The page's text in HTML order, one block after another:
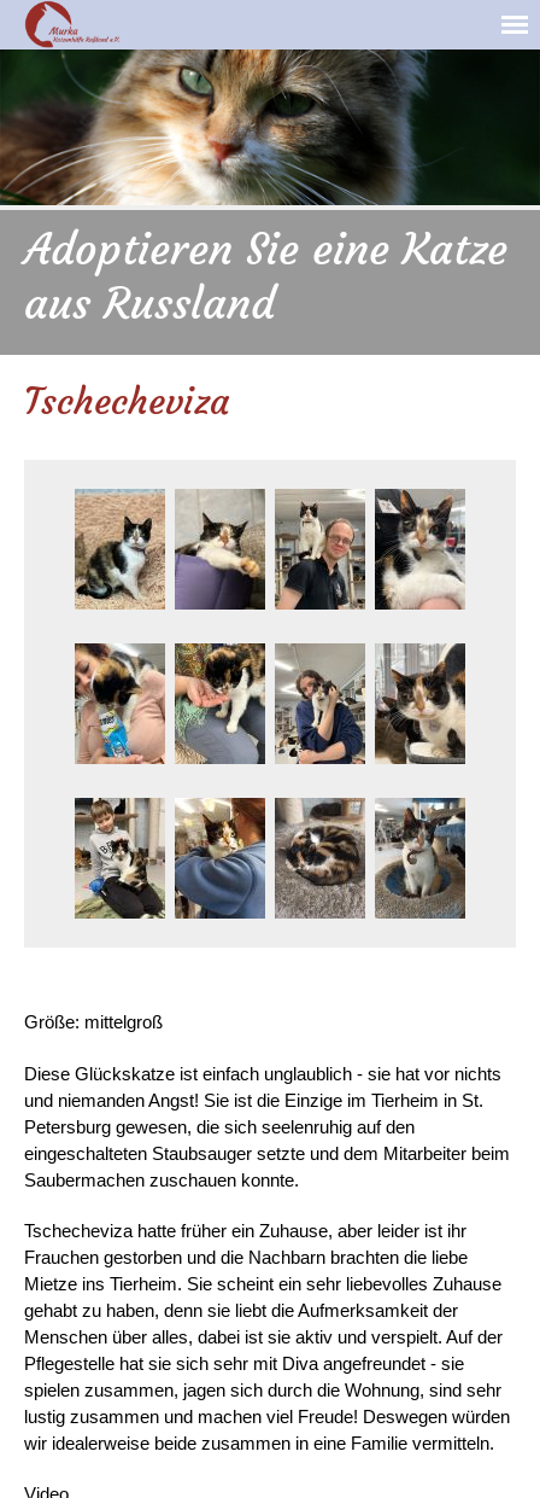
Adoptieren Sie eine Katze
aus Russland
Tschecheviza
Größe: mittelgroß
Diese Glückskatze ist einfach unglaublich - sie hat vor nichts
und niemanden Angst! Sie ist die Einzige im Tierheim in St.
Petersburg gewesen, die sich seelenruhig auf den
eingeschalteten Staubsauger setzte und dem Mitarbeiter beim
Saubermachen zuschauen konnte.
Tschecheviza hatte früher ein Zuhause, aber leider ist ihr
Frauchen gestorben und die Nachbarn brachten die liebe
Mietze ins Tierheim. Sie scheint ein sehr liebevolles Zuhause
gehabt zu haben, denn sie liebt die Aufmerksamkeit der
Menschen über alles, dabei ist sie aktiv und verspielt. Auf der
Pflegestelle hat sie sich sehr mit Diva angefreundet - sie
spielen zusammen, jagen sich durch die Wohnung, sind sehr
lustig zusammen und machen viel Freude! Deswegen würden
wir idealerweise beide zusammen in eine Familie vermitteln.